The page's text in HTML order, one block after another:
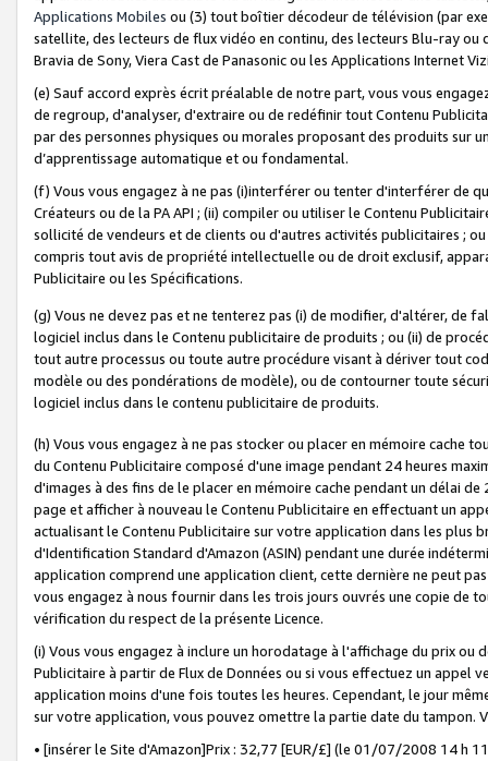
Applications Mobiles ou (3) tout boîtier décodeur de télévision (par
satellite, des lecteurs de flux vidéo en continu, des lecteurs Blu-ray
Bravia de Sony, Viera Cast de Panasonic ou les Applications Internet
(e) Sauf accord exprès écrit préalable de notre part, vous vous
de regroup, d'analyser, d'extraire ou de redéfinir tout Contenu
par des personnes physiques ou morales proposant des produits sur
d’apprentissage automatique et ou fondamental.
(f) Vous vous engagez à ne pas (i)interférer ou tenter d'interférer de
Créateurs ou de la PA API ; (ii) compiler ou utiliser le Contenu
sollicité de vendeurs et de clients ou d'autres activités publicitaires ;
compris tout avis de propriété intellectuelle ou de droit exclusif,
Publicitaire ou les Spécifications.
(g) Vous ne devez pas et ne tenterez pas (i) de modifier, d'altérer, de
logiciel inclus dans le Contenu publicitaire de produits ; ou (ii) de
tout autre processus ou toute autre procédure visant à dériver tout
modèle ou des pondérations de modèle), ou de contourner toute
logiciel inclus dans le contenu publicitaire de produits.
(h) Vous vous engagez à ne pas stocker ou placer en mémoire cache
du Contenu Publicitaire composé d'une image pendant 24 heures
d'images à des fins de le placer en mémoire cache pendant un délai
page et afficher à nouveau le Contenu Publicitaire en effectuant un
actualisant le Contenu Publicitaire sur votre application dans les plus
d'Identification Standard d'Amazon (ASIN) pendant une durée
application comprend une application client, cette dernière ne peut
vous engagez à nous fournir dans les trois jours ouvrés une copie de
vérification du respect de la présente Licence.
(i) Vous vous engagez à inclure un horodatage à l'affichage du prix
Publicitaire à partir de Flux de Données ou si vous effectuez un appel
application moins d'une fois toutes les heures. Cependant, le jour
sur votre application, vous pouvez omettre la partie date du tampon.
• [insérer le Site d'Amazon]Prix : 32,77 [EUR/£] (le 01/07/2008 14 h